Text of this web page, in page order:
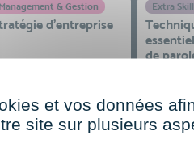
Management & Gestion
d’entreprise
Extra
de
et vos données
site sur plusieurs